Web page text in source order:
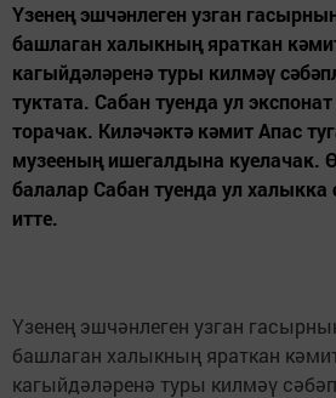
Үзенең эшчәнлеген узган
башлаган халыкның яраткан
кагыйдәләренә туры килмәү
туктата. Сабан туенда ул
торачак. Киләчәктә кәмит Апас
музееның ишегалдына куелачак.
балалар Сабан туенда ул
итте.
Үзенең эшчәнлеген узган
башлаган халыкның яраткан
кагыйдәләренә туры килмәү